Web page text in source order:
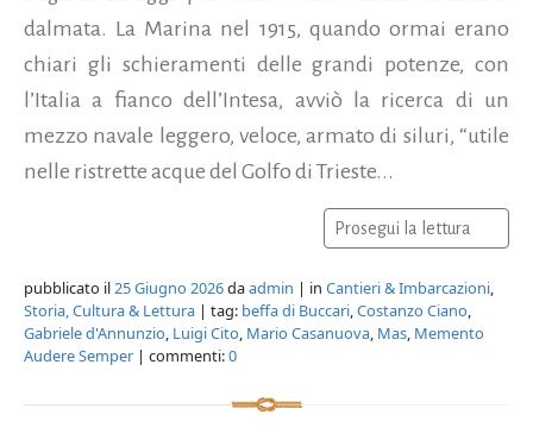
dalmata. La Marina nel 1915, quando ormai erano
chiari gli schieramenti delle grandi potenze, con
l’Italia a fianco dell’Intesa, avviò la ricerca di un
mezzo navale leggero, veloce, armato di siluri, “utile
nelle ristrette acque del Golfo di Trieste...
Prosegui la lettura
pubblicato il25 Giugno 2026daadmin | in Cantieri & Imbarcazioni,
Storia, Cultura & Lettura | tag: beffa di Buccari,Costanzo Ciano,
Gabriele d'Annunzio, Luigi Cito, Mario Casanuova, Mas, Memento
Audere Semper | commenti:0